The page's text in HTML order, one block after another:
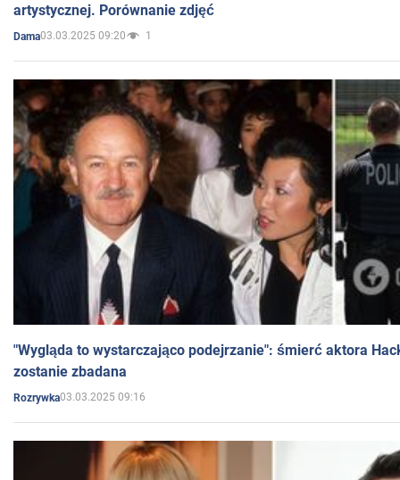
artystycznej. Porównanie zdjęć
Dama03.03.2025 09:20 1
"Wygląda to wystarczająco podejrzanie": śmierć aktora
zostanie zbadana
Rozrywka03.03.2025 09:16